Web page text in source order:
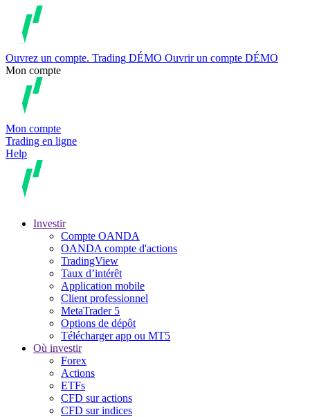
Ouvrez un compte. Trading DÉMO Ouvrir un compte DÉMO
Mon compte
Mon compte
Trading en ligne
Help
Investir
Compte OANDA
OANDA compte d'actions
TradingView
Taux d’intérêt
Application mobile
Client professionnel
MetaTrader 5
Options de dépôt
Télécharger app ou MT5
Où investir
Forex
Actions
ETFs
CFD sur actions
CFD sur indices